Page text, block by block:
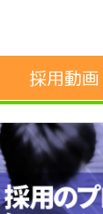
採用動画